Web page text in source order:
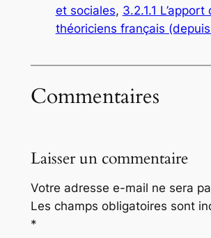
et sociales, 3.2.1.1 L’apport
théoriciens français
Commentaires
Laisser un commentaire
Votre adresse e-mail ne sera
Les champs obligatoires sont
*